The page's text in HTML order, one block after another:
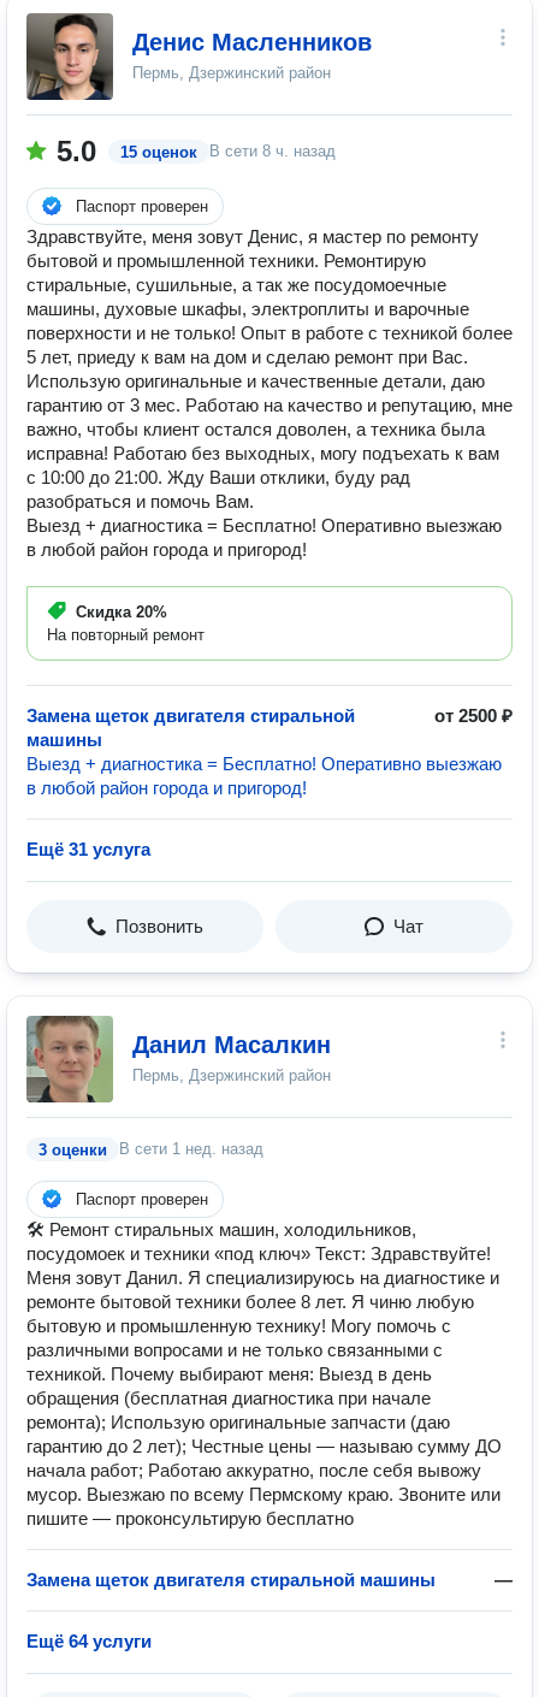
Денис Масленников
Пермь, Дзержинский район
5.0 15 оценок В сети 8 ч. назад
Паспорт проверен
Здравствуйте, меня зовут Денис, я мастер по ремонту
бытовой и промышленной техники. Ремонтирую
стиральные, сушильные, а так же посудомоечные
машины, духовые шкафы, электроплиты и варочные
поверхности и не только! Опыт в работе с техникой более
5 лет, приеду к вам на дом и сделаю ремонт при Вас.
Использую оригинальные и качественные детали, даю
гарантию от 3 мес. Работаю на качество и репутацию, мне
важно, чтобы клиент остался доволен, а техника была
исправна! Работаю без выходных, могу подъехать к вам
с 10:00 до 21:00. Жду Ваши отклики, буду рад
разобраться и помочь Вам.
Выезд + диагностика = Бесплатно! Оперативно выезжаю
в любой район города и пригород!
Скидка 20%
На повторный ремонт
Замена щеток двигателя стиральной
машины
от 2500 ₽
Выезд + диагностика = Бесплатно! Оперативно выезжаю
в любой район города и пригород!
Ещё 31 услуга
Позвонить Чат
Данил Масалкин
Пермь, Дзержинский район
3 оценки В сети 1 нед. назад
Паспорт проверен
🛠 Ремонт стиральных машин, холодильников,
посудомоек и техники «под ключ» Текст: Здравствуйте!
Меня зовут Данил. Я специализируюсь на диагностике и
ремонте бытовой техники более 8 лет. Я чиню любую
бытовую и промышленную технику! Могу помочь с
различными вопросами и не только связанными с
техникой. Почему выбирают меня: Выезд в день
обращения (бесплатная диагностика при начале
ремонта); Использую оригинальные запчасти (даю
гарантию до 2 лет); Честные цены — называю сумму ДО
начала работ; Работаю аккуратно, после себя вывожу
мусор. Выезжаю по всему Пермскому краю. Звоните или
пишите — проконсультирую бесплатно
Замена щеток двигателя стиральной машины —
Ещё 64 услуги